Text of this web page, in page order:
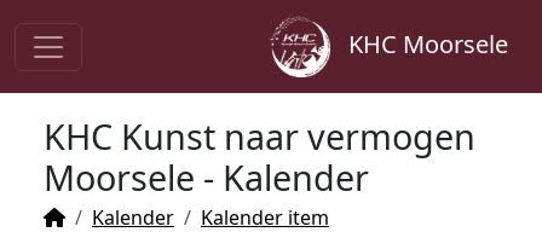
KHC Moorsele
KHC Kunst naar vermogen
Moorsele - Kalender
Kalender Kalender item